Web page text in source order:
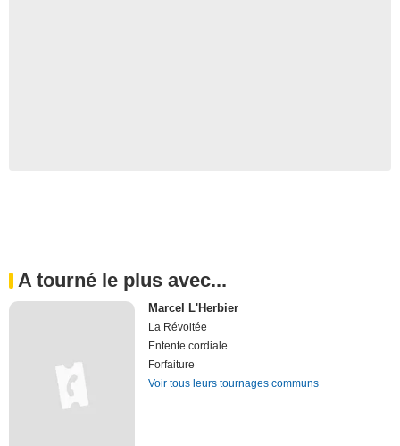
A tourné le plus avec...
Marcel L'Herbier
La Révoltée
Entente cordiale
Forfaiture
Voir tous leurs tournages communs